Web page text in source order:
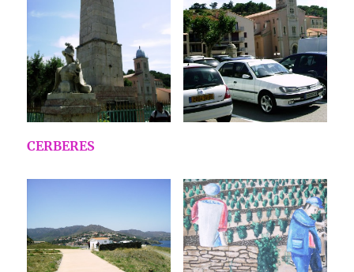
CERBERES